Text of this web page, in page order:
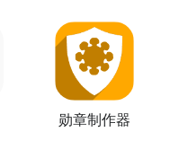
勋章制作器